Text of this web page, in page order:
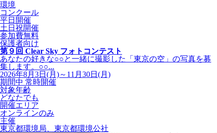
環境
コンクール
平日開催
土日祝開催
参加費無料
保護者向け
第９回 Clear Sky フォトコンテスト
あなたの好きな○○と一緒に撮影した「東京の空」の写真を募
集します。○○...
2026年8月3日(月)～11月30日(月)
期間中 常時開催
対象年齢
どなたでも
開催エリア
オンラインのみ
主催
東京都環境局、東京都環境公社